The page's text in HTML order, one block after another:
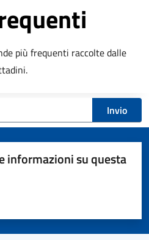
più frequenti raccolte dalle
Invio
informazioni su questa
su 5
5